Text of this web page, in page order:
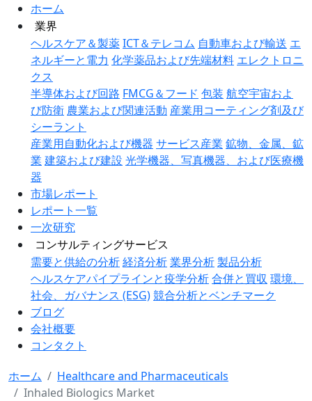
ホーム
業界
ヘルスケア＆製薬ICT＆テレコム 自動車および輸送 エ
ネルギーと電力 化学薬品および先端材料 エレクトロニ
クス
半導体および回路 FMCG＆フード 包装 航空宇宙およ
び防衛 農業および関連活動 産業用コーティング剤及び
シーラント
産業用自動化および機器 サービス産業 鉱物、金属、鉱
業 建築および建設 光学機器、写真機器、および医療機
器
市場レポート
レポート一覧
一次研究
コンサルティングサービス
需要と供給の分析経済分析業界分析製品分析
ヘルスケアパイプラインと疫学分析合併と買収 環境、
社会、ガバナンス (ESG)競合分析とベンチマーク
ブログ
会社概要
コンタクト
ホーム
Healthcare and Pharmaceuticals
Inhaled Biologics Market